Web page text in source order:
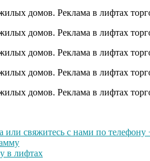
или свяжитесь с нами по
в лифтах